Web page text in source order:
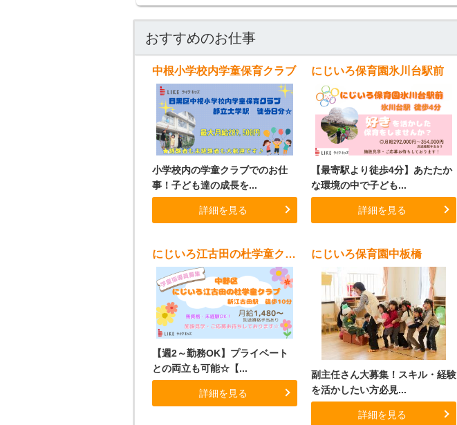
おすすめのお仕事
中根小学校内学童保育クラブ
小学校内の学童クラブでのお仕
事！子ども達の成長を...
詳細を見る
にじいろ保育園氷川台駅前
【最寄駅より徒歩4分】あたたか
な環境の中で子ども...
詳細を見る
にじいろ江古田の杜学童クラブ
【週2～勤務OK】プライベート
との両立も可能☆【...
詳細を見る
にじいろ保育園中板橋
副主任さん大募集！スキル・経験
を活かしたい方必見...
詳細を見る